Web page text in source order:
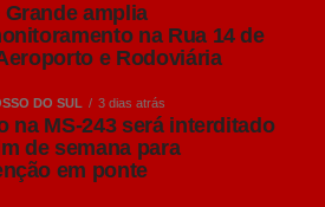
Grande amplia
na Rua 14 de
e Rodoviária
DO SUL 3 dias atrás
na MS-243 será interditado
de semana para
em ponte